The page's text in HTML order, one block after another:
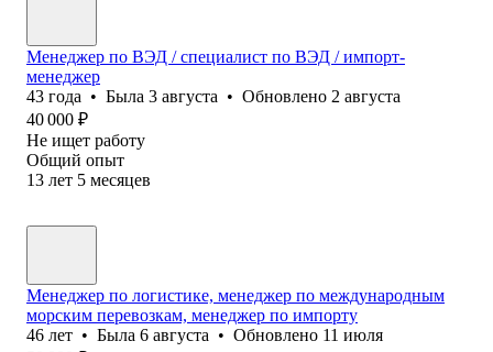
Менеджер по ВЭД / специалист по ВЭД / импорт-
менеджер
43 года • Была 3 августа • Обновлено 2 августа
40 000 ₽
Не ищет работу
Общий опыт
13 лет 5 месяцев
Менеджер по логистике, менеджер по международным
морским перевозкам, менеджер по импорту
46 лет • Была 6 августа • Обновлено 11 июля